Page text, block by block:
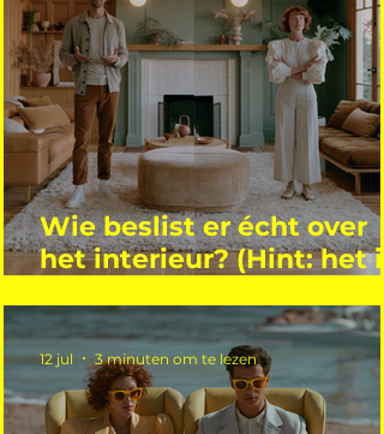
Wie beslist er écht over
het interieur? (Hint: het is
12 jul 3 minuten om te lezen